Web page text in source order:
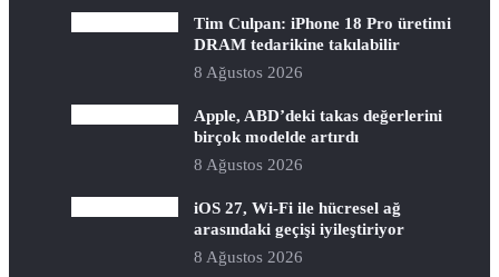
Tim Culpan: iPhone 18 Pro üretimi
DRAM tedarikine takılabilir
8 Ağustos 2026
Apple, ABD’deki takas değerlerini
birçok modelde artırdı
8 Ağustos 2026
iOS 27, Wi-Fi ile hücresel ağ
arasındaki geçişi iyileştiriyor
8 Ağustos 2026